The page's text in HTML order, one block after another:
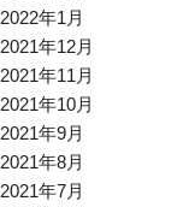
2022年1月
2021年12月
2021年11月
2021年10月
2021年9月
2021年8月
2021年7月